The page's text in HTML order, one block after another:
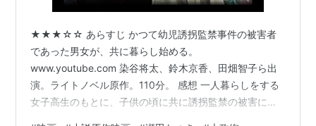
★★★☆☆ あらすじ かつて幼児誘拐監禁事件の被害者
であった男女が、共に暮らし始める。
www.youtube.com 染谷将太、鈴木京香、田畑智子ら出
演。ライトノベル原作。110分。 感想 一人暮らしをする
女子高生のもとに、子供の頃に共に誘拐監禁の被害にあ